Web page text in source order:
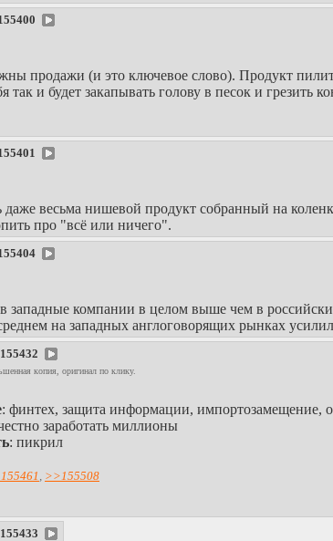
продажи (и это ключевое слово). Продукт
и будет закапывать голову в песок и грезить
весьма нишевой продукт собранный на
про "всё или ничего".
западные компании в целом выше чем в
на западных англоговорящих рынках
155432
копия, оригинал по клику.
: финтех, защита информации, импортозамещение,
заработать миллионы
: пикрил
, >>155508
155433